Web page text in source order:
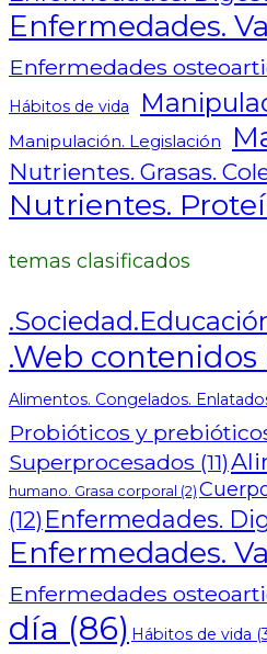
Enfermedades.
Enfermedades
Hábitos de vida
Manipulación. Legislación
Nutrientes. Grasas.
Nutrientes.
temas clasificados
.Web contenidos
Alimentos. Congelados.
Probióticos y
Superprocesados (11)
humano. Grasa corporal (2)
(12) Enfermedades.
Enfermedades.
Enfermedades
día (86) Hábitos de vida